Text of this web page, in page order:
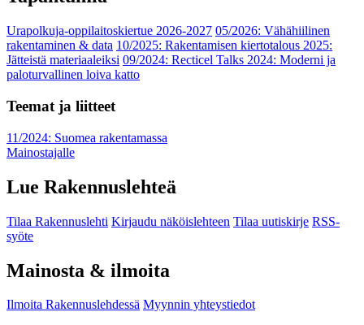
Urapolkuja-oppilaitoskiertue 2026-2027 05/2026: Vähähiilinen
rakentaminen & data 10/2025: Rakentamisen kiertotalous 2025:
Jätteistä materiaaleiksi 09/2024: Recticel Talks 2024: Moderni ja
paloturvallinen loiva katto
Teemat ja liitteet
11/2024: Suomea rakentamassa
Mainostajalle
Lue Rakennuslehteä
Tilaa Rakennuslehti Kirjaudu näköislehteen Tilaa uutiskirje RSS-
syöte
Mainosta & ilmoita
Ilmoita Rakennuslehdessä Myynnin yhteystiedot